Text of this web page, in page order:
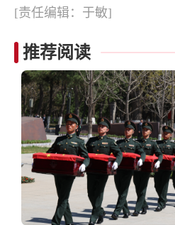
[责任编辑：于敏]
推荐阅读